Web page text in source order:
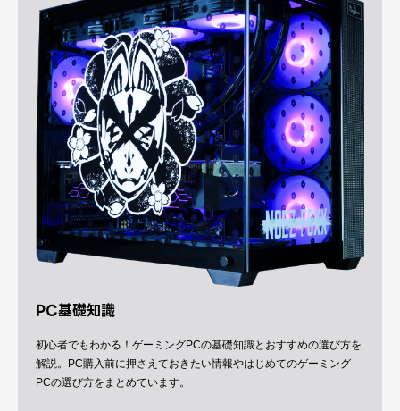
PC基礎知識
初心者でもわかる！ゲーミングPCの基礎知識とおすすめの選び方を
解説。PC購入前に押さえておきたい情報やはじめてのゲーミング
PCの選び方をまとめています。